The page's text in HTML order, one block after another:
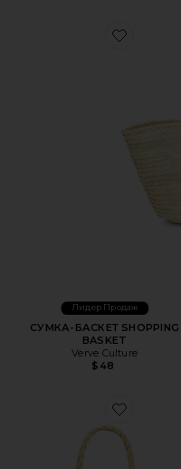
Favorite
Лидер Продаж
СУМКА-БАСКЕТ SHOPPING
BASKET
Verve Culture
$48
Favorite